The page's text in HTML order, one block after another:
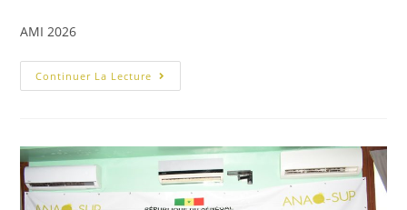
AMI 2026
Continuer La Lecture